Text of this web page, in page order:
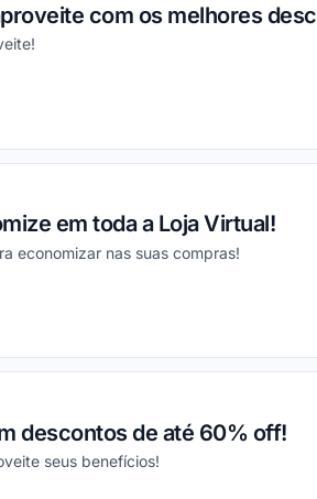
com os melhores
em toda a Loja Virtual!
economizar nas suas compras!
descontos de até 60% off!
seus benefícios!